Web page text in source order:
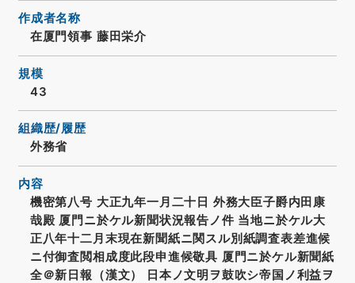
作成者名称
在厦門領事 藤田栄介
規模
43
組織歴/履歴
外務省
内容
機密第八号 大正九年一月二十日 外務大臣子爵内田康
哉殿 厦門ニ於ケル新聞状況報告ノ件 当地ニ於ケル大
正八年十二月末現在新聞紙ニ関スル別紙調査表差進候
ニ付御査閲相成度此段申進候敬具 厦門ニ於ケル新聞紙
全＠新日報（漢文） 日本ノ文明ヲ鼓吹シ帝国ノ利益ヲ